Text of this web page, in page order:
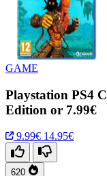
GAME
Playstation PS4
Edition or 7.99€
9.99€ 14.95€
620